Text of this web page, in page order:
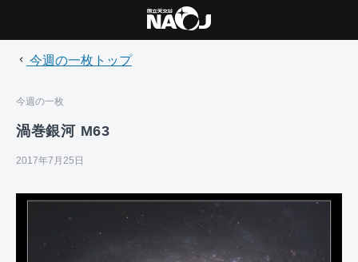
今週の一枚トップ
今週の一枚
渦巻銀河 M63
2017年7月25日